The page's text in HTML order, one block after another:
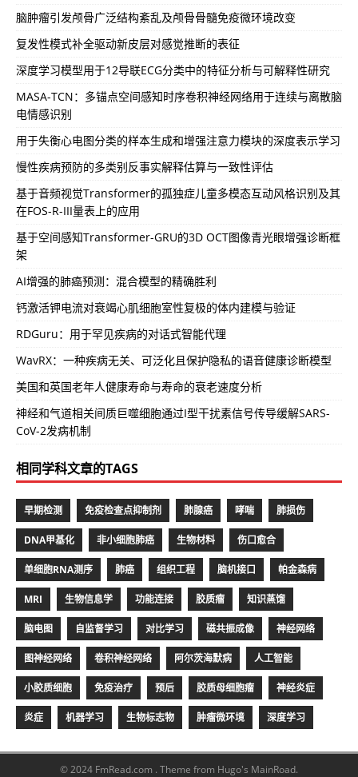
脑肿瘤引发颅骨广泛结构紊乱及颅骨骨髓免疫微环境改变
复发性模式补全驱动新皮层对感觉推断的表征
深度学习模型用于12导联ECG分类中的特征分析与可解释性研究
MASA-TCN：多锚点空间感知时序卷积神经网络用于连续与离散脑
电情感识别
用于失衡心电图分类的样本生成和增强注意力模块的深度表示学习
慢性疾病预防的多类别反事实解释估算与一致性评估
基于音频视觉Transformer的孤独症儿童多模态互动风格识别及其
在FOS-R-III量表上的应用
基于空间感知Transformer-GRU的3D OCT图像青光眼增强诊断框
架
AI增强的肺癌预测：混合模型的精确胜利
钙激活钾电流对衰竭心肌细胞室性复极的体内建模与验证
RDGuru：用于罕见疾病的对话式智能代理
WavRX：一种疾病无关、可泛化且保护隐私的语音健康诊断模型
美国和英国老年人健康寿命与寿命的衰老速度分析
神经和气道相关间质巨噬细胞通过I型干扰素信号传导缓解SARS-
CoV-2发病机制
相同学科文章的TAGS
早期检测 免疫检查点抑制剂 肺腺癌 哮喘 肺损伤
DNA甲基化 非小细胞肺癌 生物材料 伤口愈合
单细胞RNA测序 肺癌 组织工程 脑机接口 帕金森病
MRI 生物信息学 功能连接 胶质瘤 知识蒸馏
脑电图 自监督学习 对比学习 磁共振成像 神经网络
图神经网络 卷积神经网络 阿尔茨海默病 人工智能
小胶质细胞 免疫治疗 预后 胶质母细胞瘤 神经炎症
炎症 机器学习 生物标志物 肿瘤微环境 深度学习
© 2024 FmRead.com . Theme from Hugo's MainRoad.